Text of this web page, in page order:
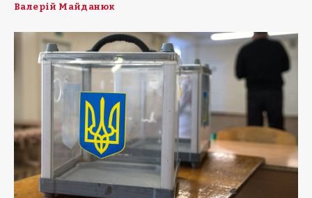
Валерій Майданюк